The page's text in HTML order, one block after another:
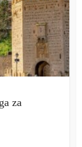
za